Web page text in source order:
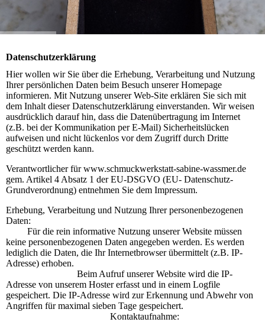
Datenschutzerklärung
Hier wollen wir Sie über die Erhebung, Verarbeitung und Nutzung
Ihrer persönlichen Daten beim Besuch unserer Homepage
informieren. Mit Nutzung unserer Web-Site erklären Sie sich mit
dem Inhalt dieser Datenschutzerklärung einverstanden. Wir weisen
ausdrücklich darauf hin, dass die Datenübertragung im Internet
(z.B. bei der Kommunikation per E-Mail) Sicherheitslücken
aufweisen und nicht lückenlos vor dem Zugriff durch Dritte
geschützt werden kann.
Verantwortlicher für www.schmuckwerkstatt-sabine-wassmer.de
gem. Artikel 4 Absatz 1 der EU-DSGVO (EU- Datenschutz-
Grundverordnung) entnehmen Sie dem Impressum.
Erhebung, Verarbeitung und Nutzung Ihrer personenbezogenen
Daten:
Für die rein informative Nutzung unserer Website müssen
keine personenbezogenen Daten angegeben werden. Es werden
lediglich die Daten, die Ihr Internetbrowser übermittelt (z.B. IP-
Adresse) erhoben.
Beim Aufruf unserer Website wird die IP-
Adresse von unserem Hoster erfasst und in einem Logfile
gespeichert. Die IP-Adresse wird zur Erkennung und Abwehr von
Angriffen für maximal sieben Tage gespeichert.
Kontaktaufnahme: